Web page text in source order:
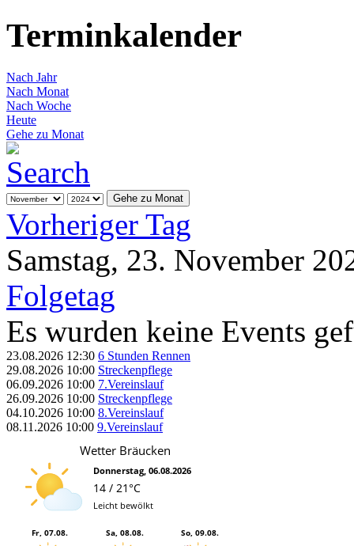
Terminkalender
Nach Jahr
Nach Monat
Nach Woche
Heute
Gehe zu Monat
Gehe zu Monat
Vorheriger Tag
Samstag, 23. November
Folgetag
Es wurden keine Events
23.08.2026 12:30 6 Stunden Rennen
29.08.2026 10:00 Streckenpflege
06.09.2026 10:00 7.Vereinslauf
26.09.2026 10:00 Streckenpflege
04.10.2026 10:00 8.Vereinslauf
08.11.2026 10:00 9.Vereinslauf
Wetter Bräucken
Donnerstag, 06.08.2026
14 / 21°C
Leicht bewölkt
Fr, 07.08. Sa, 08.08. So, 09.08.